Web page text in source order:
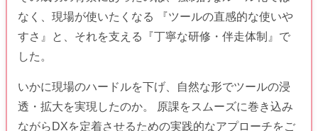
なく、現場が使いたくなる 『ツールの直感的な使いや
すさ』と、それを支える『丁寧な研修・伴走体制』で
した。
いかに現場のハードルを下げ、自然な形でツールの浸
透・拡大を実現したのか。 原課をスムーズに巻き込み
ながらDXを定着させるための実践的なアプローチをご